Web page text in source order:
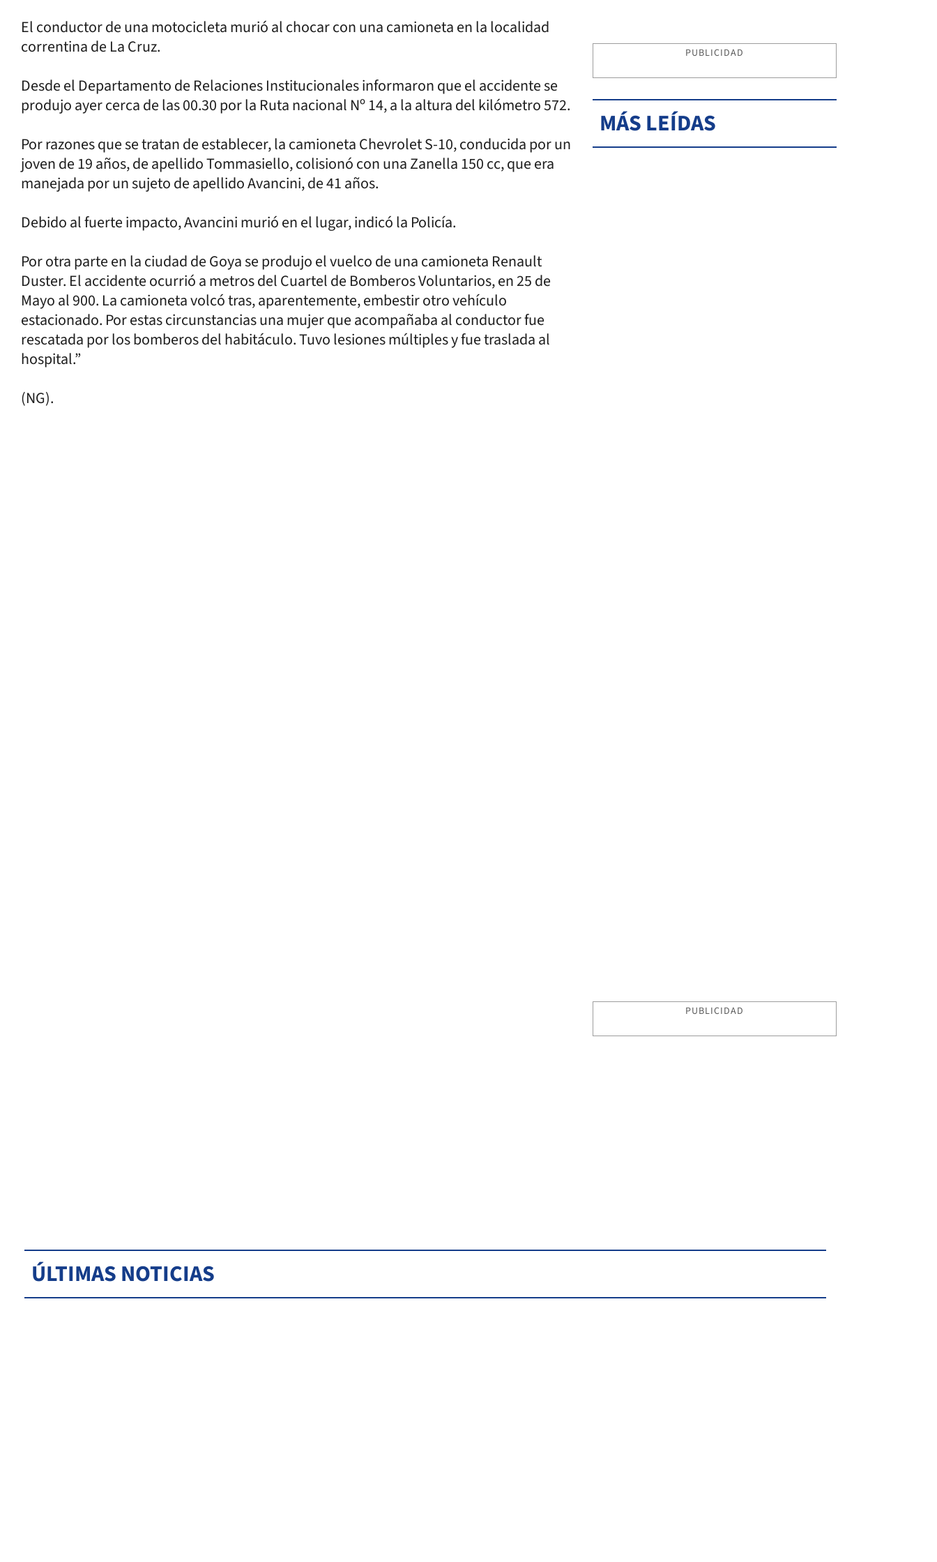
El conductor de una motocicleta murió al chocar con una camioneta en la localidad
correntina de La Cruz.
Desde el Departamento de Relaciones Institucionales informaron que el accidente se
produjo ayer cerca de las 00.30 por la Ruta nacional Nº 14, a la altura del kilómetro 572.
Por razones que se tratan de establecer, la camioneta Chevrolet S-10, conducida por un
joven de 19 años, de apellido Tommasiello, colisionó con una Zanella 150 cc, que era
manejada por un sujeto de apellido Avancini, de 41 años.
Debido al fuerte impacto, Avancini murió en el lugar, indicó la Policía.
Por otra parte en la ciudad de Goya se produjo el vuelco de una camioneta Renault
Duster. El accidente ocurrió a metros del Cuartel de Bomberos Voluntarios, en 25 de
Mayo al 900. La camioneta volcó tras, aparentemente, embestir otro vehículo
estacionado. Por estas circunstancias una mujer que acompañaba al conductor fue
rescatada por los bomberos del habitáculo. Tuvo lesiones múltiples y fue traslada al
hospital.”
(NG).
PUBLICIDAD
MÁS LEÍDAS
PUBLICIDAD
ÚLTIMAS NOTICIAS